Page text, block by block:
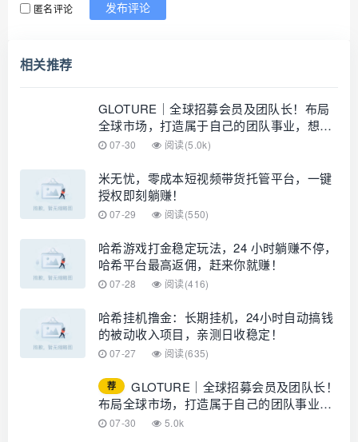
匿名评论 发布评论
相关推荐
GLOTURE｜全球招募会员及团队长！布局
全球市场，打造属于自己的团队事业，想增
加收入？想打造团队？加入 GLOTURE！
07-30 阅读(5.0k)
米无忧，零成本短视频带货托管平台，一键
授权即刻躺赚！
07-29 阅读(550)
哈希游戏打金稳定玩法，24 小时躺赚不停，
哈希平台最高返佣，赶来你就赚！
07-28 阅读(416)
哈希挂机撸金：长期挂机，24小时自动搞钱
的被动收入项目，亲测日收稳定！
07-27 阅读(635)
荐
GLOTURE｜全球招募会员及团队长！
布局全球市场，打造属于自己的团队事业，
想增加收入？想打造团队？加入
07-30 5.0k